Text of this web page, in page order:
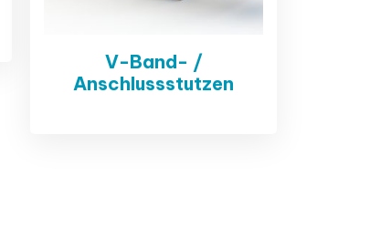
V-Band- /
Anschlussstutzen